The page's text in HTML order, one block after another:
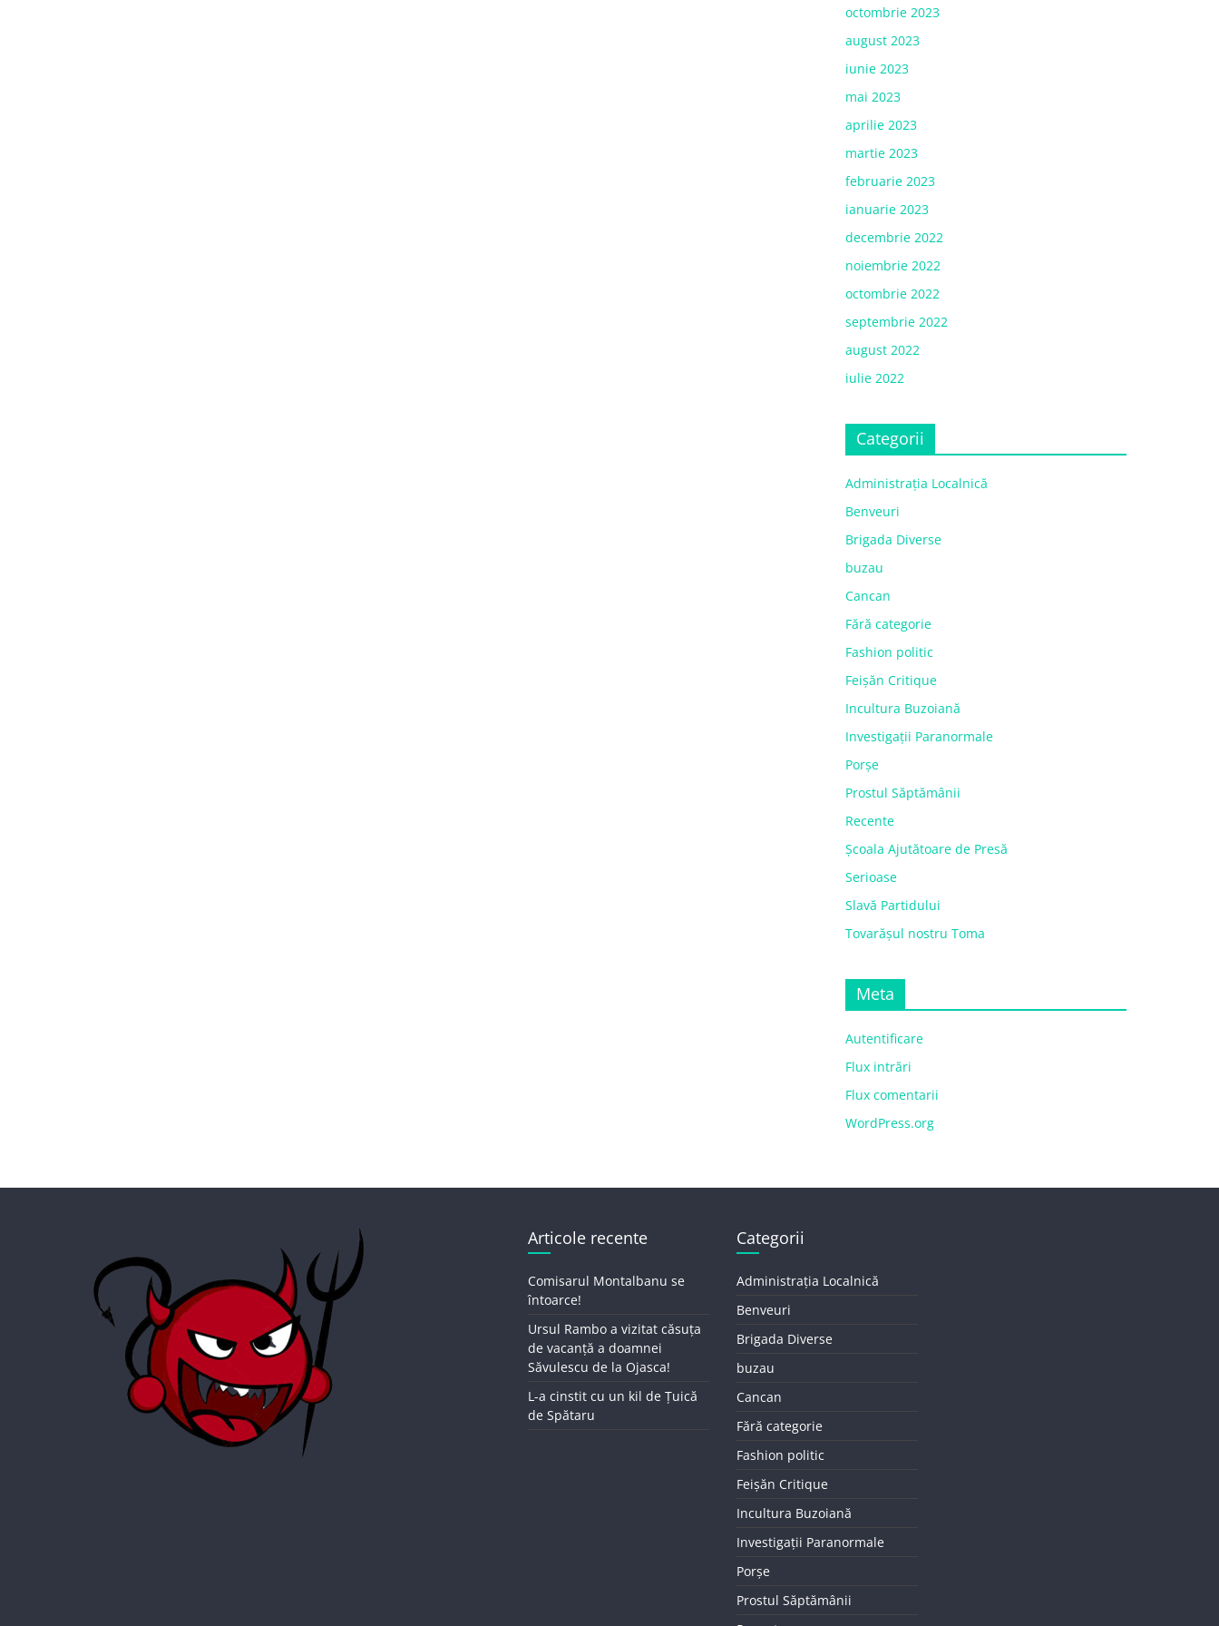
octombrie 2023
august 2023
iunie 2023
mai 2023
aprilie 2023
martie 2023
februarie 2023
ianuarie 2023
decembrie 2022
noiembrie 2022
octombrie 2022
septembrie 2022
august 2022
iulie 2022
Categorii
Administrația Localnică
Benveuri
Brigada Diverse
buzau
Cancan
Fără categorie
Fashion politic
Feișăn Critique
Incultura Buzoiană
Investigații Paranormale
Porșe
Prostul Săptămânii
Recente
Școala Ajutătoare de Presă
Serioase
Slavă Partidului
Tovarășul nostru Toma
Meta
Autentificare
Flux intrări
Flux comentarii
WordPress.org
Articole recente
Comisarul Montalbanu se
întoarce!
Ursul Rambo a vizitat căsuța
de vacanță a doamnei
Săvulescu de la Ojasca!
L-a cinstit cu un kil de Țuică
de Spătaru
Categorii
Administrația Localnică
Benveuri
Brigada Diverse
buzau
Cancan
Fără categorie
Fashion politic
Feișăn Critique
Incultura Buzoiană
Investigații Paranormale
Porșe
Prostul Săptămânii